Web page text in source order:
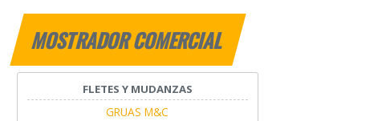
MOSTRADOR COMERCIAL
FLETES Y MUDANZAS
GRUAS M&C